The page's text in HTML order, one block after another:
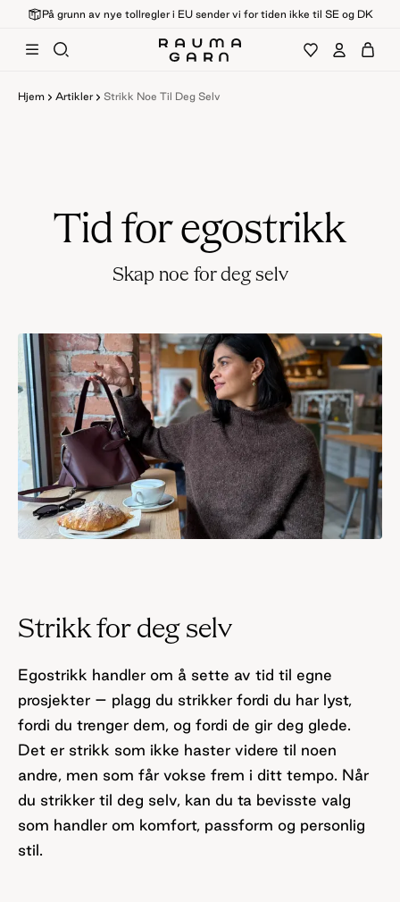
På grunn av nye tollregler i EU sender vi for tiden ikke til SE og DK
Hjem Artikler Strikk Noe Til Deg Selv
Tid for egostrikk
Skap noe for deg selv
Strikk for deg selv
Egostrikk handler om å sette av tid til egne
prosjekter – plagg du strikker fordi du har lyst,
fordi du trenger dem, og fordi de gir deg glede.
Det er strikk som ikke haster videre til noen
andre, men som får vokse frem i ditt tempo. Når
du strikker til deg selv, kan du ta bevisste valg
som handler om komfort, passform og personlig
stil.